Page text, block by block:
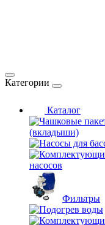
Категории
Каталог
(вкладыши)
насосов
Фильтры